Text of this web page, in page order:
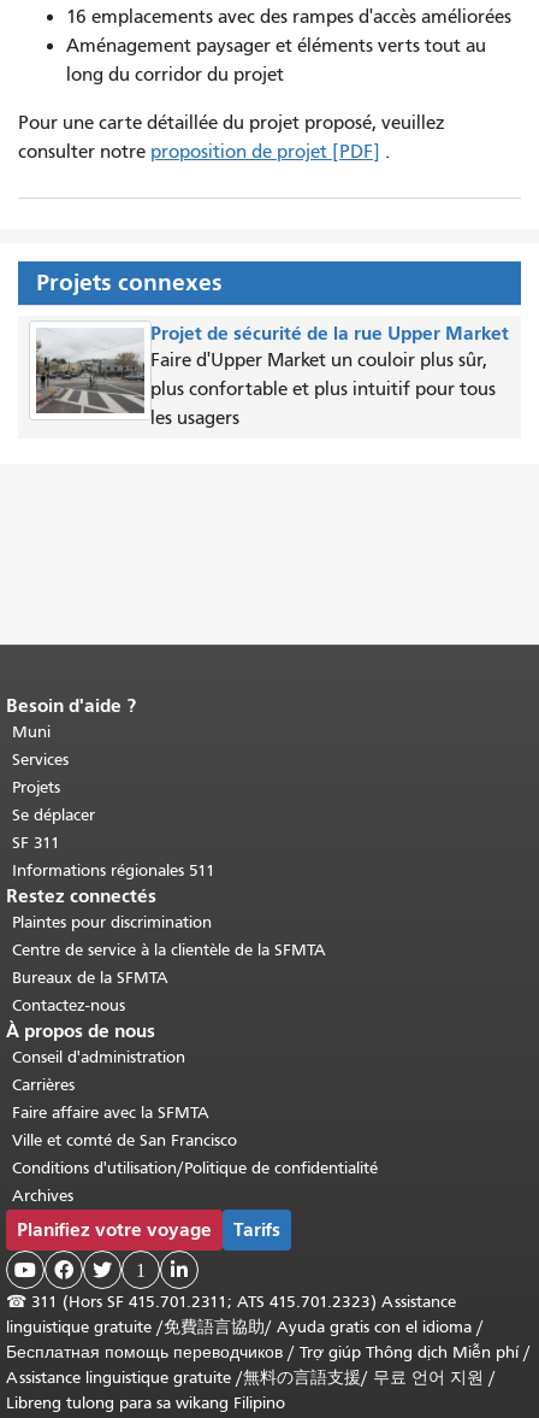
16 emplacements avec des rampes d'accès améliorées
Aménagement paysager et éléments verts tout au
long du corridor du projet
Pour une carte détaillée du projet proposé, veuillez
consulter notre proposition de projet [PDF] .
Projets connexes
Projet de sécurité de la rue Upper Market
Faire d'Upper Market un couloir plus sûr,
plus confortable et plus intuitif pour tous
les usagers
Fin du contenu de la page.
cette page se répète sur chaque page.
Retour au haut du contenu principal
Besoin d'aide ?
Muni
Services
Projets
Se déplacer
SF 311
Informations régionales 511
Restez connectés
Plaintes pour discrimination
Centre de service à la clientèle de la SFMTA
Bureaux de la SFMTA
Contactez-nous
À propos de nous
Conseil d'administration
Carrières
Faire affaire avec la SFMTA
Ville et comté de San Francisco
Conditions d'utilisation/Politique de confidentialité
Archives
Planifiez votre voyage Tarifs
   1 
☎ 311 (Hors SF 415.701.2311; ATS 415.701.2323) Assistance
linguistique gratuite /免費語言協助/ Ayuda gratis con el idioma /
Бесплатная помощь переводчиков / Trợ giúp Thông dịch Miễn phí/
Assistance linguistique gratuite /無料の言語支援/ 무료 언어 지원 /
Libreng tulong para sa wikang Filipino